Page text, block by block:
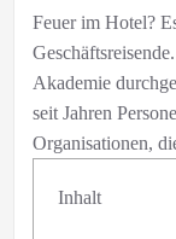
Feuer im Hotel?
Akademie
seit Jahren
Organisationen,
Inhalt